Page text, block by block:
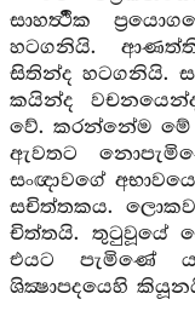
සාහර්‍ත්‍ථික
හටගනියි.
සිතින්ද හටගනියි.
කයින්ද
වේ. කරන්නේම
ඇවතට
සංඥාවගේ
සචිත්තකය.
චිත්තයි. තුටුවූයේ
එයට පැමිණේ
ශික්‍ෂාපදයෙහි